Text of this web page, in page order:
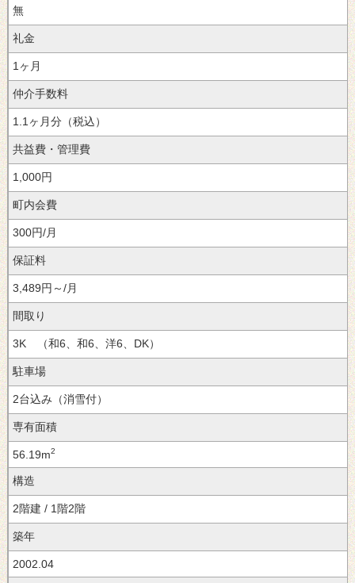
無
礼金
1ヶ月
仲介手数料
1.1ヶ月分（税込）
共益費・管理費
1,000円
町内会費
300円/月
保証料
3,489円～/月
間取り
3K （和6、和6、洋6、DK）
駐車場
2台込み（消雪付）
専有面積
56.19m2
構造
2階建 / 1階2階
築年
2002.04